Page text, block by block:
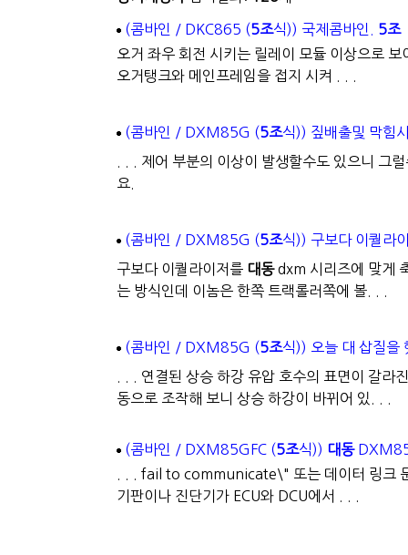
(콤바인 / DKC865 (5조식)) 국제콤바인. 5조
오거 좌우 회전 시키는 릴레이 모듈 이상으로
오거탱크와 메인프레임을 접지 시켜 . . .
(콤바인 / DXM85G (5조식)) 짚배출및 막힘
. . . 제어 부분의 이상이 발생할수도 있으니 그
요.
(콤바인 / DXM85G (5조식)) 구보다 이퀄라
구보다 이퀄라이저를 대동dxm 시리즈에 맞게
는 방식인데 이놈은 한쪽 트랙롤러쪽에 볼. . .
(콤바인 / DXM85G (5조식)) 오늘 대 삽질을
. . . 연결된 상승 하강 유압 호수의 표면이 갈라
동으로 조작해 보니 상승 하강이 바뀌어 있. . .
(콤바인 / DXM85GFC (5조식)) 대동DXM85
. . . fail to communicate\" 또는 데이터 링크
기판이나 진단기가 ECU와 DCU에서 . . .